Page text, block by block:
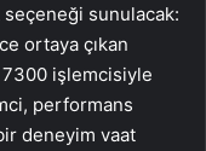
seçeneği sunulacak:
ortaya çıkan
7300 işlemcisiyle
performans
deneyim vaat